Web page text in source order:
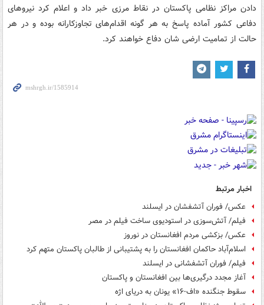
دادن مراکز نظامی پاکستان در نقاط مرزی خبر داد و اعلام کرد نیروهای
دفاعی کشور آماده پاسخ به هر گونه اقدام‌های تجاوزکارانه بوده و در هر
حالت از تمامیت ارضی شان دفاع خواهند کرد.
اخبار مرتبط
عکس/ فوران آتشفشان در ایسلند
فیلم/ آتش‌سوزی در استودیوی ساخت فیلم‌ در مصر
عکس/ بزکشی مردم افغانستان در نوروز
اسلام‌آباد حاکمان افغانستان را به پشتیبانی از طالبان پاکستان متهم کرد
فیلم/ فوران آتشفشانی در ایسلند
آغاز مجدد درگیری‌ها بین افغانستان و پاکستان
سقوط جنگنده «اف-۱۶» یونان به دریای اژه